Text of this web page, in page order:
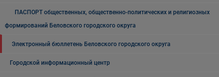
ПАСПОРТ общественных, общественно-политических и религиозных
формирований Беловского городского округа
Электронный бюллетень Беловского городского округа
Городской информационный центр